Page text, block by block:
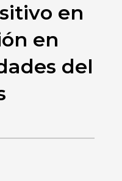
en
en
del